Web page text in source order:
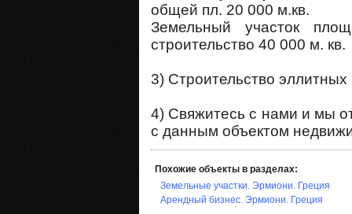
общей пл. 20 000 м.кв.
Земельный участок
строительство 40 000 м. кв.
3) Строительство эллитных
4) Свяжитесь с нами и мы
с данным объектом
Похожие объекты в разделах:
Земельные участки. Эрмиони. Греция
Арендный бизнес. Эрмиони. Греция